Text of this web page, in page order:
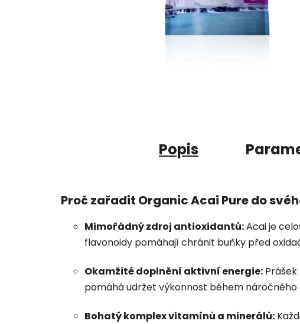
Popis
Proč zařadit Organic Acai Pure do
Mimořádný zdroj antioxidantů:Acai je
flavonoidy pomáhají chránit buňky před
Okamžité doplnění aktivní energie:
pomáhá udržet výkonnost během
Bohatý komplex vitamínů a minerálů: